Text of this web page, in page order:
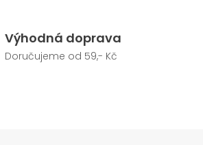
Výhodná doprava
Doručujeme od 59,- Kč